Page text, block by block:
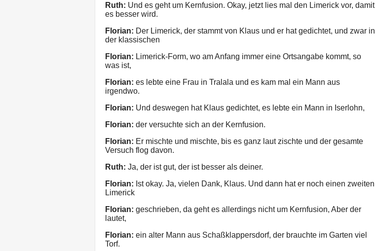
Ruth: Und es geht um Kernfusion. Okay, jetzt lies mal den Limerick vor, damit
es besser wird.
Florian: Der Limerick, der stammt von Klaus und er hat gedichtet, und zwar in
der klassischen
Florian: Limerick-Form, wo am Anfang immer eine Ortsangabe kommt, so
was ist,
Florian: es lebte eine Frau in Tralala und es kam mal ein Mann aus
irgendwo.
Florian: Und deswegen hat Klaus gedichtet, es lebte ein Mann in Iserlohn,
Florian: der versuchte sich an der Kernfusion.
Florian: Er mischte und mischte, bis es ganz laut zischte und der gesamte
Versuch flog davon.
Ruth: Ja, der ist gut, der ist besser als deiner.
Florian: Ist okay. Ja, vielen Dank, Klaus. Und dann hat er noch einen zweiten
Limerick
Florian: geschrieben, da geht es allerdings nicht um Kernfusion, Aber der
lautet,
Florian: ein alter Mann aus Schaßklappersdorf, der brauchte im Garten viel
Torf.